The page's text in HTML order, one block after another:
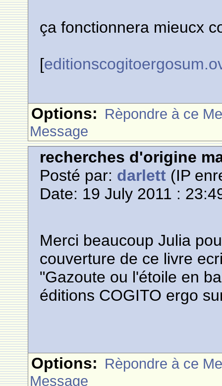
ça fonctionnera mieucx
[
Options: Rèpondre à ce
Message
recherches d'origine
Posté par: darlett (IP
Date: 19 July 2011 :
Merci beaucoup Julia
couverture de ce livre
"Gazoute ou l'étoile en
éditions COGITO ergo
Options: Rèpondre à ce
Message